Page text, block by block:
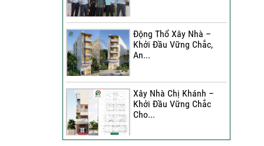
Xây Nhà Phố Hẻm Nhỏ |
Anh Duy Đánh Giá Như
30 Ngày Thay Áo Mới | Chị
Kim Nhận Xét Như Thế
Nào?
Động Thổ Xây Nhà –
Khởi Đầu Vững Chắc,
An...
Xây Nhà Chị Khánh –
Khởi Đầu Vững Chắc
Cho...